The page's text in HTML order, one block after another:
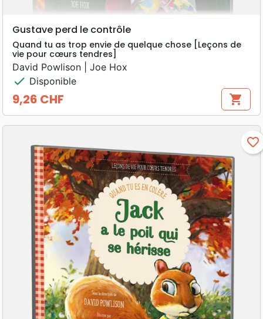
Gustave perd le contrôle
Quand tu as trop envie de quelque chose [Leçons de
vie pour cœurs tendres]
David Powlison | Joe Hox
check Disponible
Prix
9,26 CHF shopping_cart
favorite_border